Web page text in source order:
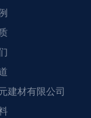
建材有限公司